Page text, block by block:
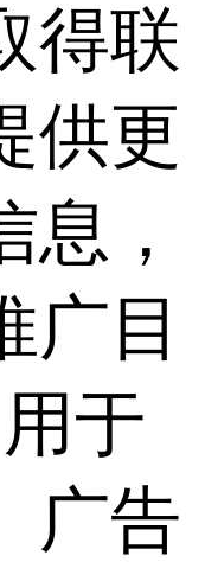
得联
供更
，
广目
于
广告